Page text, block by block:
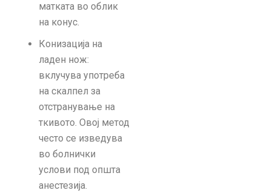
матката во облик
на конус.
Конизација на
ладен нож:
вклучува употреба
на скалпел за
отстранување на
ткивото. Овој метод
често се изведува
во болнички
услови под општа
анестезија.